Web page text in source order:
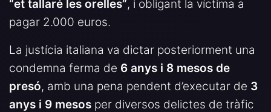
“et tallaré les orelles”, i obligant la víctima a
pagar 2.000 euros.
La justícia italiana va dictar posteriorment una
condemna ferma de 6 anys i 8 mesos de
presó, amb una pena pendent d’executar de 3
anys i 9 mesos per diversos delictes de tràfic